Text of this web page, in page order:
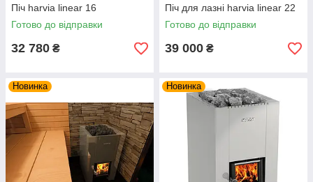
Піч harvia linear 16
Готово до відправки
32 780 ₴
Піч для лазні harvia linear 22
Готово до відправки
39 000 ₴
Новинка Новинка